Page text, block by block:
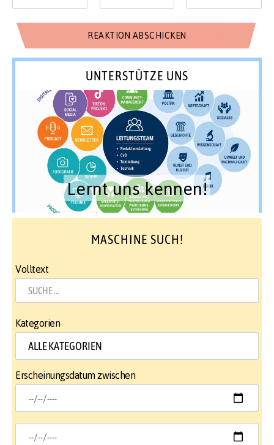
UNTERSTÜTZE UNS
Lernt uns kennen!
MASCHINE SUCH!
Volltext
Kategorien
Erscheinungsdatum zwischen